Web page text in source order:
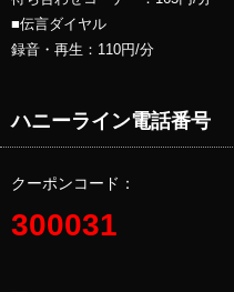
■伝言ダイヤル
録音・再生：110円/分
ハニーライン電話番号
クーポンコード：
300031